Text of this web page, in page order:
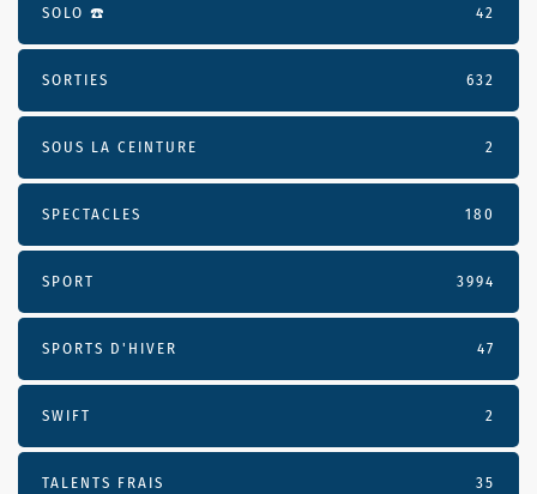
SOLO ☎️ 42
SORTIES 632
SOUS LA CEINTURE 2
SPECTACLES 180
SPORT 3994
SPORTS D'HIVER 47
SWIFT 2
TALENTS FRAIS 35